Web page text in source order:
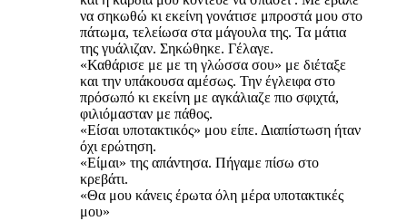
να σηκωθώ κι εκείνη γονάτισε μπροστά μου στο
πάτωμα, τελείωσα στα μάγουλα της. Τα μάτια
της γυάλιζαν. Σηκώθηκε. Γέλαγε.
«Καθάρισε με με τη γλώσσα σου» με διέταξε
και την υπάκουσα αμέσως. Την έγλειφα στο
πρόσωπό κι εκείνη με αγκάλιαζε πιο σφιχτά,
φιλιόμασταν με πάθος.
«Είσαι υποτακτικός» μου είπε. Διαπίστωση ήταν
όχι ερώτηση.
«Είμαι» της απάντησα. Πήγαμε πίσω στο
κρεβάτι.
«Θα μου κάνεις έρωτα όλη μέρα υποτακτικές
μου»